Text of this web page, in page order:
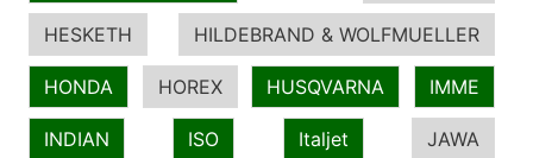
HESKETH HILDEBRAND & WOLFMUELLER
HONDA HOREX HUSQVARNA IMME
INDIAN ISO Italjet JAWA